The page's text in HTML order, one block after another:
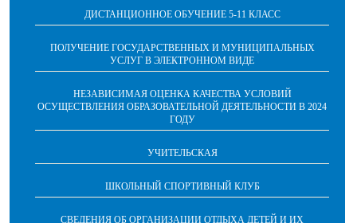
ДИСТАНЦИОННОЕ ОБУЧЕНИЕ 5-11 КЛАСС
ПОЛУЧЕНИЕ ГОСУДАРСТВЕННЫХ И МУНИЦИПАЛЬНЫХ
УСЛУГ В ЭЛЕКТРОННОМ ВИДЕ
НЕЗАВИСИМАЯ ОЦЕНКА КАЧЕСТВА УСЛОВИЙ
ОСУЩЕСТВЛЕНИЯ ОБРАЗОВАТЕЛЬНОЙ ДЕЯТЕЛЬНОСТИ В 2024
ГОДУ
УЧИТЕЛЬСКАЯ
ШКОЛЬНЫЙ СПОРТИВНЫЙ КЛУБ
СВЕДЕНИЯ ОБ ОРГАНИЗАЦИИ ОТДЫХА ДЕТЕЙ И ИХ